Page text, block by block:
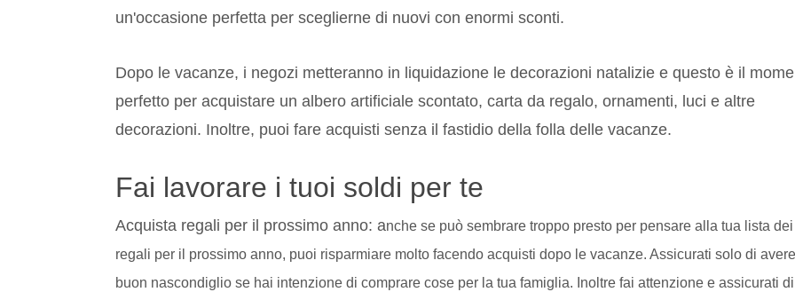
un'occasione perfetta per sceglierne di nuovi con enormi sconti.
Dopo le vacanze, i negozi metteranno in liquidazione le decorazioni natalizie e questo è il
perfetto per acquistare un albero artificiale scontato, carta da regalo, ornamenti, luci e altre
decorazioni. Inoltre, puoi fare acquisti senza il fastidio della folla delle vacanze.
Fai lavorare i tuoi soldi per te
Acquista regali per il prossimo anno: anche se può sembrare troppo presto per pensare alla tua lista dei
regali per il prossimo anno, puoi risparmiare molto facendo acquisti dopo le vacanze. Assicurati solo di
buon nascondiglio se hai intenzione di comprare cose per la tua famiglia. Inoltre fai attenzione e assicurati di